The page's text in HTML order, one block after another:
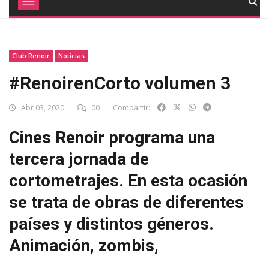
Club Renoir Noticias
#RenoirenCorto volumen 3
Abr 03, 2020 00 Compartir:
Cines Renoir programa una
tercera jornada de
cortometrajes. En esta ocasión
se trata de obras de diferentes
países y distintos géneros.
Animación, zombis,